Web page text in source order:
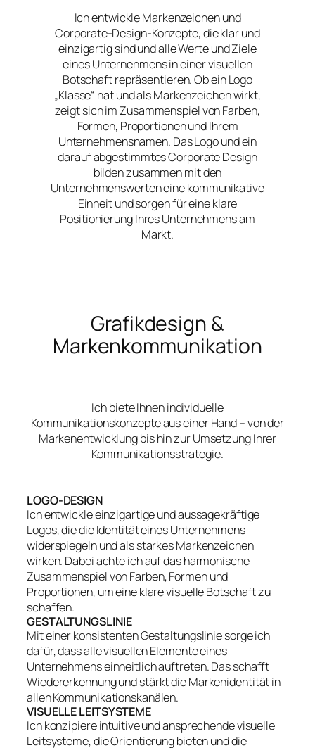
Ich entwickle Markenzeichen und
Corporate-Design-Konzepte, die klar und
einzigartig sind und alle Werte und Ziele
eines Unternehmens in einer visuellen
Botschaft repräsentieren. Ob ein Logo
„Klasse“ hat und als Markenzeichen wirkt,
zeigt sich im Zusammenspiel von Farben,
Formen, Proportionen und Ihrem
Unternehmensnamen. Das Logo und ein
darauf abgestimmtes Corporate Design
bilden zusammen mit den
Unternehmenswerten eine kommunikative
Einheit und sorgen für eine klare
Positionierung Ihres Unternehmens am
Markt.
Grafikdesign &
Markenkommunikation
Ich biete Ihnen individuelle
Kommunikationskonzepte aus einer Hand – von der
Markenentwicklung bis hin zur Umsetzung Ihrer
Kommunikationsstrategie.
LOGO-DESIGN
Ich entwickle einzigartige und aussagekräftige
Logos, die die Identität eines Unternehmens
widerspiegeln und als starkes Markenzeichen
wirken. Dabei achte ich auf das harmonische
Zusammenspiel von Farben, Formen und
Proportionen, um eine klare visuelle Botschaft zu
schaffen.
GESTALTUNGSLINIE
Mit einer konsistenten Gestaltungslinie sorge ich
dafür, dass alle visuellen Elemente eines
Unternehmens einheitlich auftreten. Das schafft
Wiedererkennung und stärkt die Markenidentität in
allen Kommunikationskanälen.
VISUELLE LEITSYSTEME
Ich konzipiere intuitive und ansprechende visuelle
Leitsysteme, die Orientierung bieten und die